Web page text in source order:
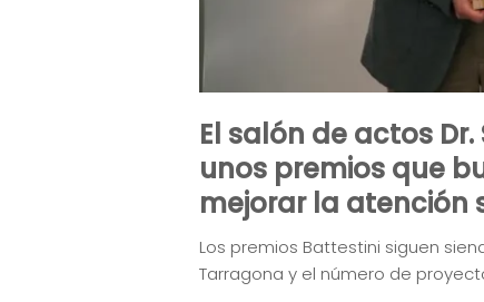
El salón de actos
unos premios que
mejorar la atención
Los premios Battestini siguen
Tarragona y el número de